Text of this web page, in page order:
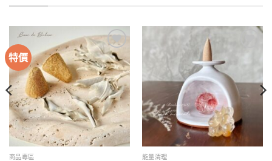
特價
加入
收藏
商品專區
收藏
能量清理